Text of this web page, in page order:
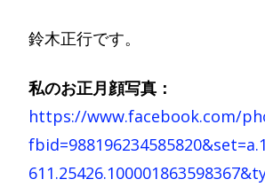
鈴木正行です。
私のお正月顔写真：
https://www.facebook.com/